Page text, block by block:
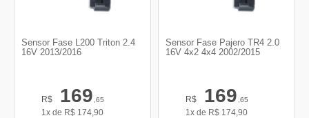
Sensor Fase L200 Triton 2.4
16V 2013/2016
R$ 169,65
1x de R$ 174,90
Sensor Fase Pajero TR4 2.0
16V 4x2 4x4 2002/2015
R$ 169,65
1x de R$ 174,90